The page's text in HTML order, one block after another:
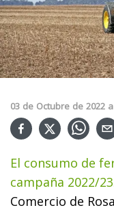
03 de Octubre de 2022
El consumo de
campaña 2022/
Comercio de